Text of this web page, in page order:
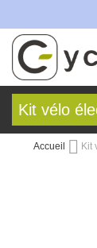
Allez
au
contenu
Kit vélo
Accueil Kit